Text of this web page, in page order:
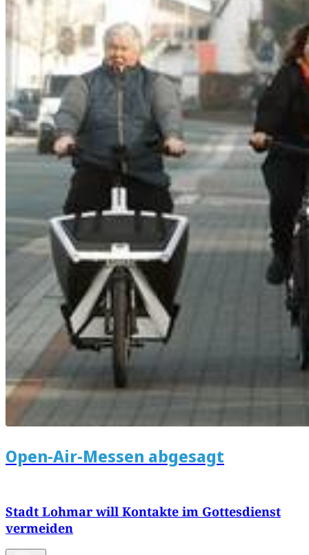
Open-Air-Messen abgesagt
Stadt Lohmar will Kontakte im Gottesdienst
vermeiden